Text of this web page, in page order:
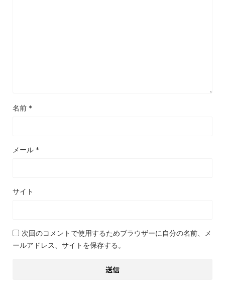
名前 *
メール *
サイト
次回のコメントで使用するためブラウザーに自分の名前、メ
ールアドレス、サイトを保存する。